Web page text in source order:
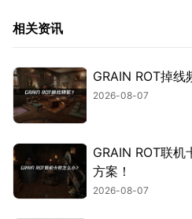
相关资讯
GRAIN ROT掉线
2026-08-07
GRAIN ROT联
方案！
2026-08-07